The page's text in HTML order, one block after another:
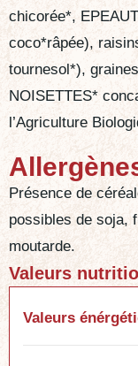
chicorée*,
coco*râpée),
tournesol*),
NOISETTES*
l’Agriculture
Présence de
possibles de soja,
moutarde.
Valeurs
Valeurs